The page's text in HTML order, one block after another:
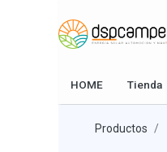
HOME Tienda
Productos